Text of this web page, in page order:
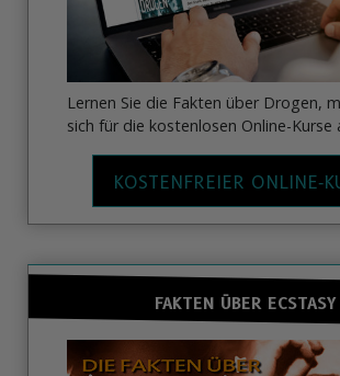
Lernen Sie die Fakten über Drogen,
sich für die kostenlosen Online-Kurse
KOSTENFREIER
FAKTEN ÜBER ECSTASY